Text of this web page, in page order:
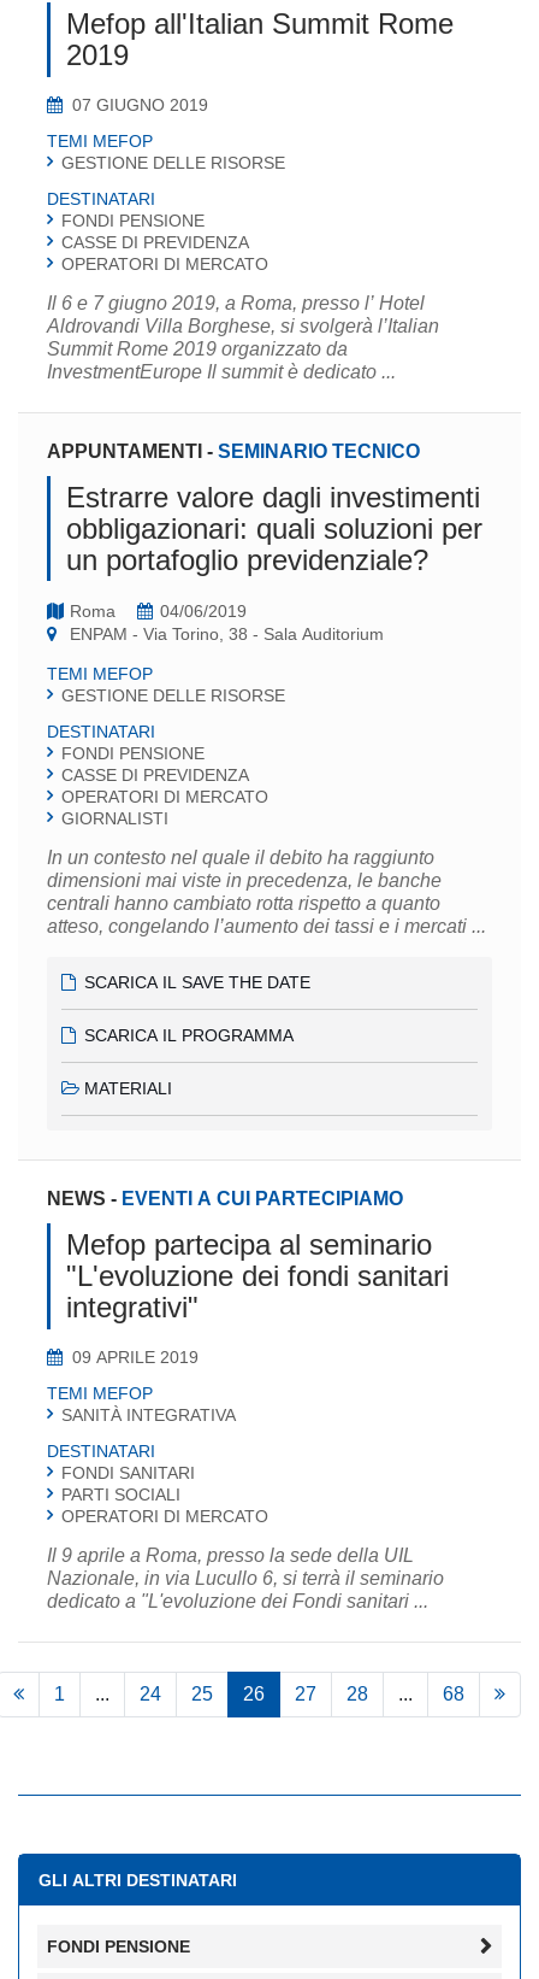
Mefop all'Italian Summit Rome
2019
07 GIUGNO 2019
TEMI MEFOP
GESTIONE DELLE RISORSE
DESTINATARI
FONDI PENSIONE
CASSE DI PREVIDENZA
OPERATORI DI MERCATO
Il 6 e 7 giugno 2019, a Roma, presso l’ Hotel
Aldrovandi Villa Borghese, si svolgerà l’Italian
Summit Rome 2019 organizzato da
InvestmentEurope Il summit è dedicato ...
APPUNTAMENTI - SEMINARIO TECNICO
Estrarre valore dagli investimenti
obbligazionari: quali soluzioni per
un portafoglio previdenziale?
Roma
04/06/2019
ENPAM - Via Torino, 38 - Sala Auditorium
TEMI MEFOP
GESTIONE DELLE RISORSE
DESTINATARI
FONDI PENSIONE
CASSE DI PREVIDENZA
OPERATORI DI MERCATO
GIORNALISTI
In un contesto nel quale il debito ha raggiunto
dimensioni mai viste in precedenza, le banche
centrali hanno cambiato rotta rispetto a quanto
atteso, congelando l’aumento dei tassi e i mercati ...
SCARICA IL SAVE THE DATE
SCARICA IL PROGRAMMA
MATERIALI
NEWS - EVENTI A CUI PARTECIPIAMO
Mefop partecipa al seminario
"L'evoluzione dei fondi sanitari
integrativi"
09 APRILE 2019
TEMI MEFOP
SANITÀ INTEGRATIVA
DESTINATARI
FONDI SANITARI
PARTI SOCIALI
OPERATORI DI MERCATO
Il 9 aprile a Roma, presso la sede della UIL
Nazionale, in via Lucullo 6, si terrà il seminario
dedicato a "L'evoluzione dei Fondi sanitari ...
1 ... 24 25 26 27 28 ... 68
GLI ALTRI DESTINATARI
FONDI PENSIONE